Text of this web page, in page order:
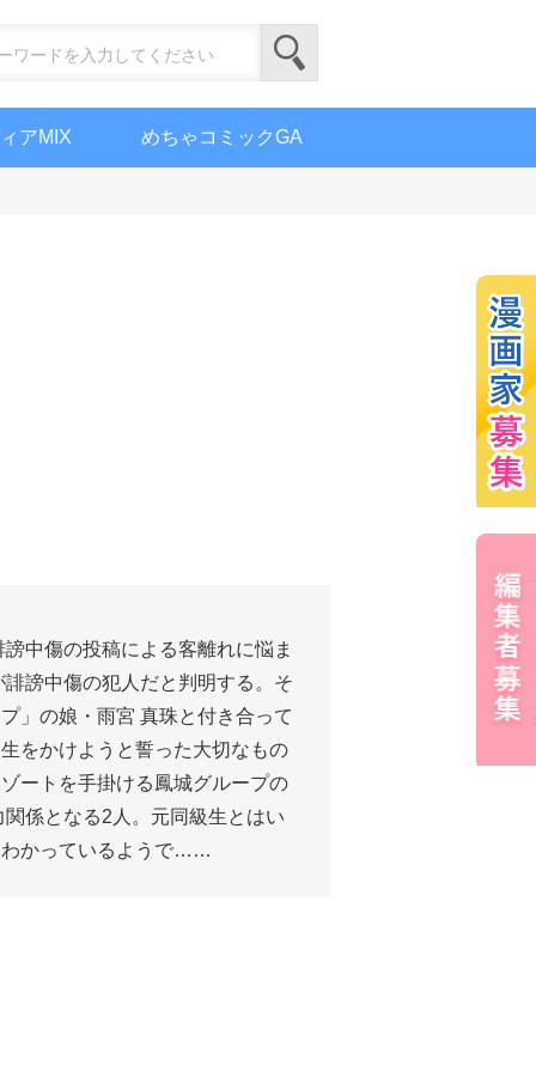
アMIX めちゃコミックGA
中傷の投稿による客離れに悩ま
謗中傷の犯人だと判明する。そ
」の娘・雨宮 真珠と付き合って
をかけようと誓った大切なもの
ートを手掛ける鳳城グループの
係となる2人。元同級生とはい
わかっているようで……